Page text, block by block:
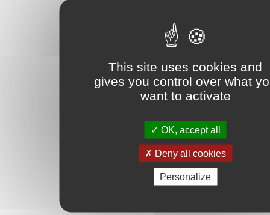
This site uses cookies and
gives you control over what
want to activate
OK, accept all
Deny all cookies
Personalize